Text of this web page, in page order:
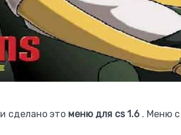
и сделано это меню для cs 1.6 . Меню с